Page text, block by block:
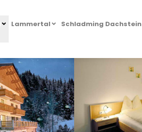
Lammertal Schladming Dachstein